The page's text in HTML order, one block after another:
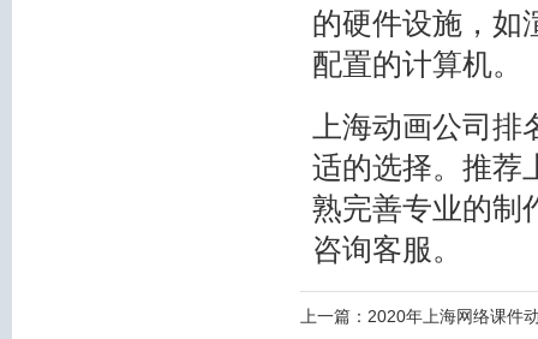
的硬件设施，如
配置的计算机。
上海动画公司
适的选择。推荐
熟完善专业的制
咨询客服。
上一篇： 2020年上海网络课件